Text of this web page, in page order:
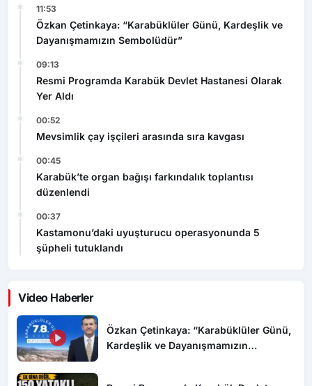
11:53
Özkan Çetinkaya: “Karabüklüler Günü, Kardeşlik ve
Dayanışmamızın Sembolüdür”
09:13
Resmi Programda Karabük Devlet Hastanesi Olarak
Yer Aldı
00:52
Mevsimlik çay işçileri arasında sıra kavgası
00:45
Karabük’te organ bağışı farkındalık toplantısı
düzenlendi
00:37
Kastamonu’daki uyuşturucu operasyonunda 5
şüpheli tutuklandı
Video Haberler
Özkan Çetinkaya: “Karabüklüler Günü,
Kardeşlik ve Dayanışmamızın